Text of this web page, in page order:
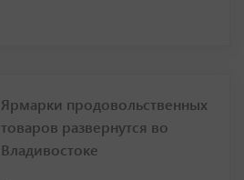
Ярмарки продовольственных
товаров развернутся во
Владивостоке